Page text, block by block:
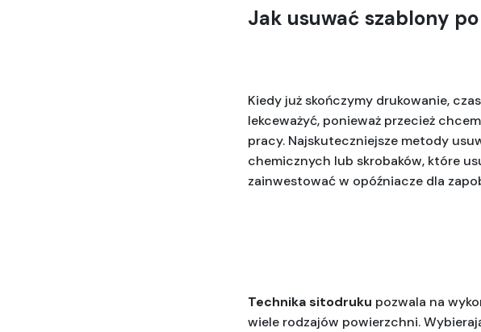
Jak usuwać szablony
Kiedy już skończymy drukowanie,
lekceważyć, ponieważ przecież
pracy. Najskuteczniejsze metody
chemicznych lub skrobaków, które
zainwestować w opóźniacze dla
Technika sitodruku pozwala na
wiele rodzajów powierzchni.